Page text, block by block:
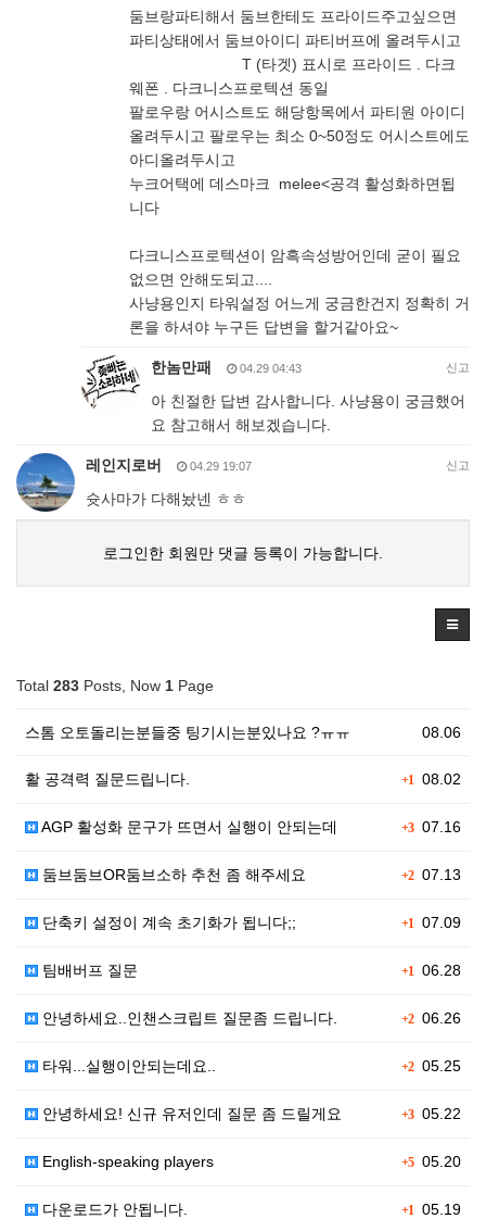
둠브랑파티해서 둠브한테도 프라이드주고싶으면
파티상태에서 둠브아이디 파티버프에 올려두시고
T (타겟) 표시로 프라이드 . 다크
웨폰 . 다크니스프로텍션 동일
팔로우랑 어시스트도 해당항목에서 파티원 아이디
올려두시고 팔로우는 최소 0~50정도 어시스트에도
아디올려두시고
누크어택에 데스마크 melee<공격 활성화하면됩
니다
다크니스프로텍션이 암흑속성방어인데 굳이 필요
없으면 안해도되고....
사냥용인지 타워설정 어느게 궁금한건지 정확히 거
론을 하셔야 누구든 답변을 할거같아요~
한놈만패 04.29 04:43 신고
아 친절한 답변 감사합니다. 사냥용이 궁금했어
요 참고해서 해보겠습니다.
레인지로버 04.29 19:07 신고
슛사마가 다해놨넨 ㅎㅎ
로그인한 회원만 댓글 등록이 가능합니다.
Total 283 Posts, Now 1 Page
08.06
스톰 오토돌리는분들중 팅기시는분있나요 ?ㅠㅠ
+1 08.02
활 공격력 질문드립니다.
+307.16
AGP 활성화 문구가 뜨면서 실행이 안되는데
+207.13
둠브둠브OR둠브소하 추천 좀 해주세요
+1 07.09
단축키 설정이 계속 초기화가 됩니다;;
+1 06.28
팀배버프 질문
+206.26
안녕하세요..인챈스크립트 질문좀 드립니다.
+205.25
타워...실행이안되는데요..
+305.22
안녕하세요! 신규 유저인데 질문 좀 드릴게요
+505.20
English-speaking players
+1 05.19
다운로드가 안됩니다.